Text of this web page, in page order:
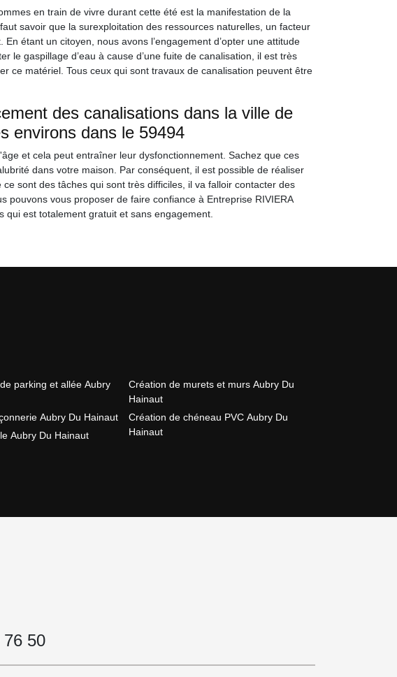
en train de vivre durant cette été est la manifestation de la
savoir que la surexploitation des ressources naturelles, un facteur
étant un citoyen, nous avons l’engagement d’opter une attitude
le gaspillage d’eau à cause d’une fuite de canalisation, il est très
ce matériel. Tous ceux qui sont travaux de canalisation peuvent être
des canalisations dans la ville de
environs dans le 59494
et cela peut entraîner leur dysfonctionnement. Sachez que ces
dans votre maison. Par conséquent, il est possible de réaliser
sont des tâches qui sont très difficiles, il va falloir contacter des
pouvons vous proposer de faire confiance à Entreprise RIVIERA
qui est totalement gratuit et sans engagement.
parking et allée Aubry
Aubry Du Hainaut
Aubry Du Hainaut
Création de murets et murs Aubry Du
Hainaut
Création de chéneau PVC Aubry Du
Hainaut
50